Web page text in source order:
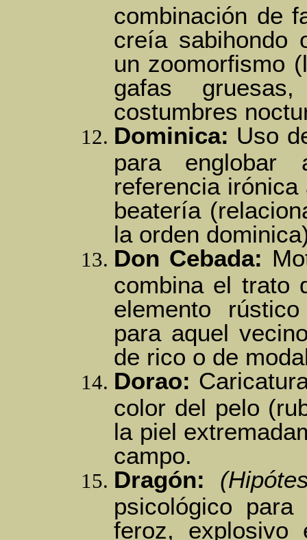
combinación de
creía sabihondo
un zoomorfismo
gafas
costumbres
Dominica: Uso
para
referencia
beatería
la orden
Don Cebada:
combina el trato
elemento
para aquel
de rico o de
Dorao:
color del pelo
la piel
campo.
Dragón:
psicológico
feroz,